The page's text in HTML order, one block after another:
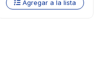
Agregar a la lista